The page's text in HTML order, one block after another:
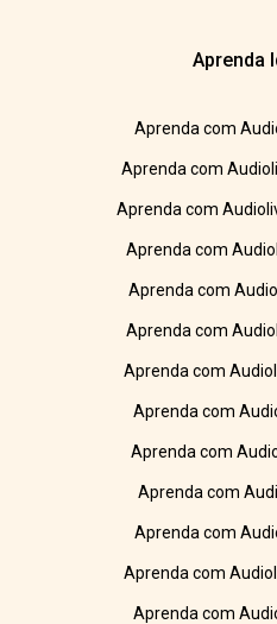
Aprenda
Aprenda com
Aprenda com
Aprenda com
Aprenda com
Aprenda com
Aprenda com
Aprenda com
Aprenda com
Aprenda com
Aprenda com
Aprenda com
Aprenda com
Aprenda com